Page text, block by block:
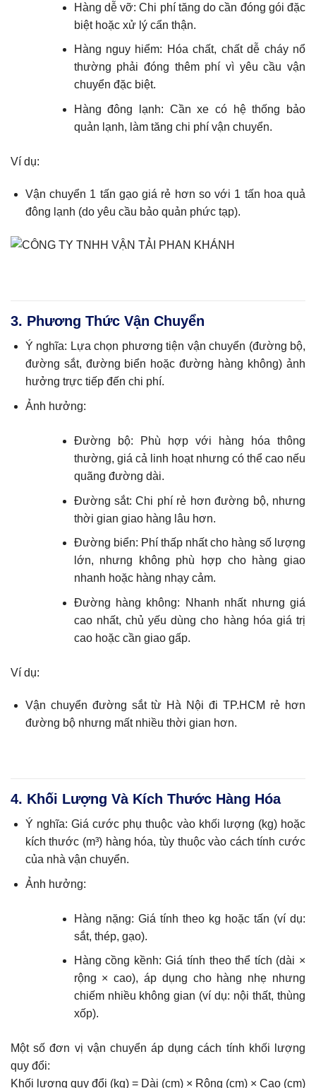
Hàng dễ vỡ: Chi phí tăng do cần đóng gói đặc
biệt hoặc xử lý cẩn thận.
Hàng nguy hiểm: Hóa chất, chất dễ cháy nổ
thường phải đóng thêm phí vì yêu cầu vận
chuyển đặc biệt.
Hàng đông lạnh: Cần xe có hệ thống bảo
quản lạnh, làm tăng chi phí vận chuyển.
Ví dụ:
Vận chuyển 1 tấn gạo giá rẻ hơn so với 1 tấn hoa quả
đông lạnh (do yêu cầu bảo quản phức tạp).
3. Phương Thức Vận Chuyển
Ý nghĩa: Lựa chọn phương tiện vận chuyển (đường bộ,
đường sắt, đường biển hoặc đường hàng không) ảnh
hưởng trực tiếp đến chi phí.
Ảnh hưởng:
Đường bộ: Phù hợp với hàng hóa thông
thường, giá cả linh hoạt nhưng có thể cao nếu
quãng đường dài.
Đường sắt: Chi phí rẻ hơn đường bộ, nhưng
thời gian giao hàng lâu hơn.
Đường biển: Phí thấp nhất cho hàng số lượng
lớn, nhưng không phù hợp cho hàng giao
nhanh hoặc hàng nhạy cảm.
Đường hàng không: Nhanh nhất nhưng giá
cao nhất, chủ yếu dùng cho hàng hóa giá trị
cao hoặc cần giao gấp.
Ví dụ:
Vận chuyển đường sắt từ Hà Nội đi TP.HCM rẻ hơn
đường bộ nhưng mất nhiều thời gian hơn.
4. Khối Lượng Và Kích Thước Hàng Hóa
Ý nghĩa: Giá cước phụ thuộc vào khối lượng (kg) hoặc
kích thước (m³) hàng hóa, tùy thuộc vào cách tính cước
của nhà vận chuyển.
Ảnh hưởng:
Hàng nặng: Giá tính theo kg hoặc tấn (ví dụ:
sắt, thép, gạo).
Hàng cồng kềnh: Giá tính theo thể tích (dài ×
rộng × cao), áp dụng cho hàng nhẹ nhưng
chiếm nhiều không gian (ví dụ: nội thất, thùng
xốp).
Một số đơn vị vận chuyển áp dụng cách tính khối lượng
quy đổi:
Khối lượng quy đổi (kg) = Dài (cm) × Rộng (cm) × Cao (cm)